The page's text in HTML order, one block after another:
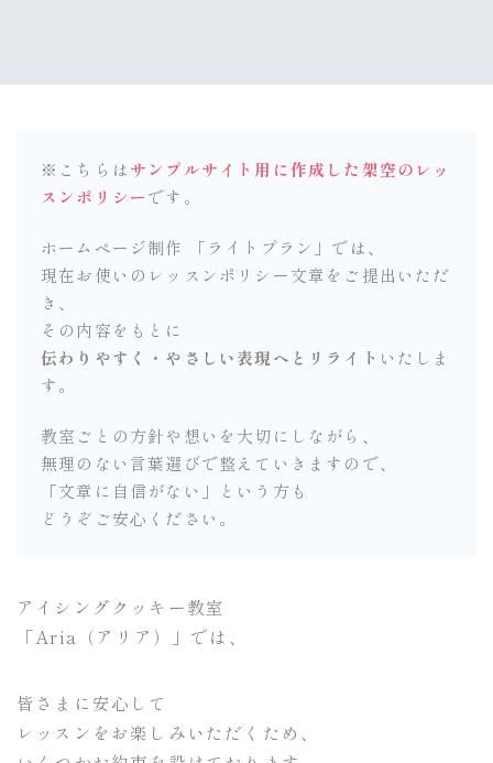
※こちらはサンプルサイト用に作成した架空のレッ
スンポリシーです。
ホームページ制作 「ライトプラン」では、
現在お使いのレッスンポリシー文章をご提出いただ
き、
その内容をもとに
伝わりやすく・やさしい表現へとリライト いたしま
す。
教室ごとの方針や想いを大切にしながら、
無理のない言葉選びで整えていきますので、
「文章に自信がない」という方も
どうぞご安心ください。
アイシングクッキー教室
「Aria（アリア）」では、
皆さまに安心して
レッスンをお楽しみいただくため、